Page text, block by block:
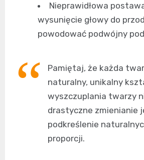
Nieprawidłowa
wysunięcie głowy do
powodować podwójny
Pamiętaj, że każda
naturalny, unikalny
wyszczuplania twarzy
drastyczne zmienianie
podkreślenie
proporcji.